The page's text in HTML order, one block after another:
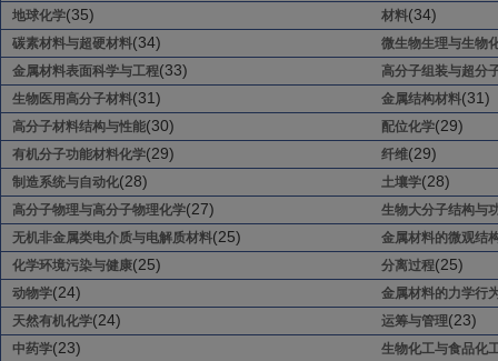
地球化学(35) 材料(34)
碳素材料与超硬材料(34)
微生物生理与生物
金属材料表面科学与工程(33)
高分子组装与超分
生物医用高分子材料(31) 金属结构材料(31)
高分子材料结构与性能(30) 配位化学(29)
有机分子功能材料化学(29) 纤维(29)
制造系统与自动化(28) 土壤学(28)
高分子物理与高分子物理化学(27)
生物大分子结构与
无机非金属类电介质与电解质材料(25)
金属材料的微观结
化学环境污染与健康(25) 分离过程(25)
动物学(24)
金属材料的力学行
天然有机化学(24) 运筹与管理(23)
中药学(23) 生物化工与食品化